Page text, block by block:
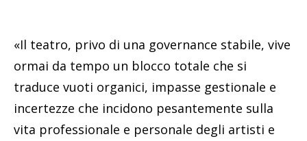
«Il teatro, privo di una governance stabile, vive
ormai da tempo un blocco totale che si
traduce vuoti organici, impasse gestionale e
incertezze che incidono pesantemente sulla
vita professionale e personale degli artisti e